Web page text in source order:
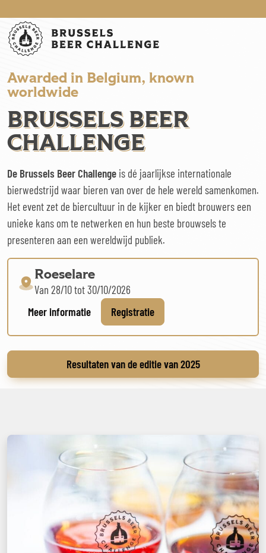
Awarded in Belgium, known
worldwide
BRUSSELS BEER
CHALLENGE
De Brussels Beer Challenge is dé jaarlijkse internationale
bierwedstrijd waar bieren van over de hele wereld samenkomen.
Het event zet de biercultuur in de kijker en biedt brouwers een
unieke kans om te netwerken en hun beste brouwsels te
presenteren aan een wereldwijd publiek.
Roeselare
Van 28/10 tot 30/10/2026
Meer informatie
Registratie
Resultaten van de editie van 2025